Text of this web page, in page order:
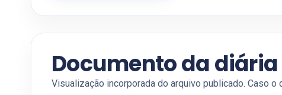
Documento da diária
Visualização incorporada do arquivo publicado. Caso